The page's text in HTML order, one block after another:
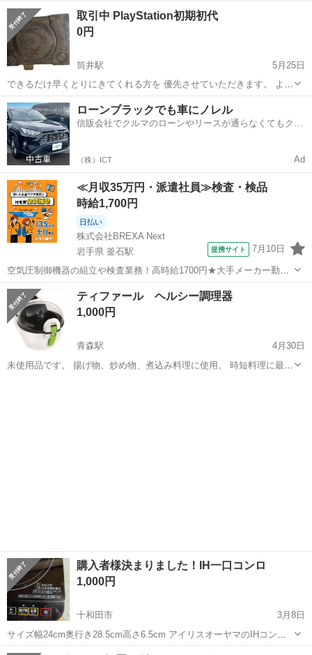
ヒューズ15A 一人暮らしの方や卓上コンロの代わりにどうでしょう
か？ 金額は3000円にしましたが相談可能です。で...
青森 弘前市 弘前東高前駅 キッチン家電
取引中 PlayStation初期初代
0円
筒井駅
5月25日
できるだけ早くとりにきてくれる方を 優先させていただきます。 よろ
しくおねがいします。 色塗り替えようと思って 塗ったんですが うま
くいかなかったのでそのままです そのまま塗り替えるのもいいです シ
ンナーで色を剥...
青森 青森市 筒井駅 キッチン家電 PlayStation
ローンブラックでも車にノレル
信販会社でクルマのローンやリースが通らなくてもクル
（株）ICT Ad
≪月収35万円・派遣社員≫検査・検品
時給1,700円
日払い
株式会社BREXA Next
岩手県 釜石駅
提携サイト 7月10日
空気圧制御機器の組立や検査業務！高時給1700円★大手メーカー勤
務！嬉しい寮費無料！ワンルーム寮完備★マイカー通勤OK＆工場敷地
内に無料駐車場あり★！《岩手県釜石市》 人気の工場のお仕事 ◇空気
圧制御機器（シリンダ、バルブ...
岩手 釜石駅 その他
ティファール ヘルシー調理器
1,000円
青森駅
4月30日
未使用品です。 揚げ物、炒め物、煮込み料理に使用。 時短料理に最適
購入者様決まりました！IH一口コンロ
1,000円
十和田市
3月8日
サイズ幅24cm奥行き28.5cm高さ6.5cm アイリスオーヤマのIHコンロ
です。 購入してから1〜2度使用しましたが、この先 出番がないと思い
青森 十和田市 キッチン家電 コンロ